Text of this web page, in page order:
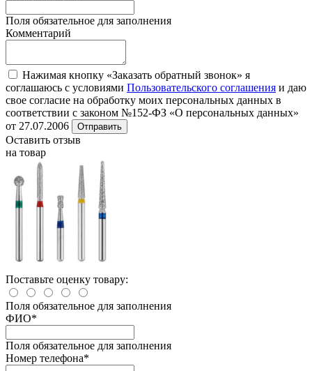
Поля обязательное для заполнения
Комментарий
Нажимая кнопку «Заказать обратный звонок» я
соглашаюсь с условиями Пользовательского соглашения и даю
свое согласие на обработку моих персональных данных в
соответствии с законом №152-ФЗ «О персональных данных»
от 27.07.2006
Отправить
Оставить отзыв
на товар
Поставьте оценку товару:
Поля обязательное для заполнения
ФИО*
Поля обязательное для заполнения
Номер телефона*